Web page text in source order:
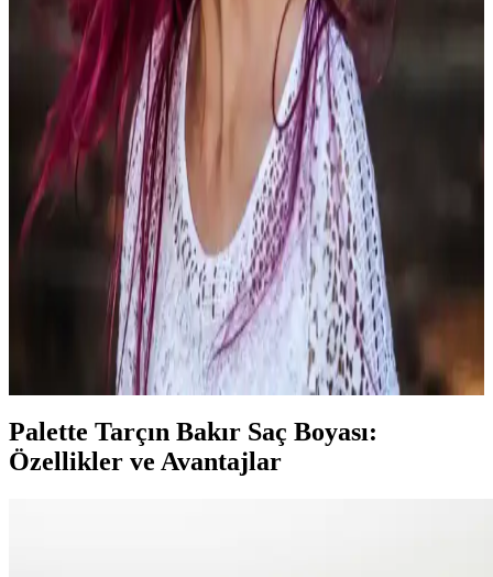
3 numara gri saç ifadesi kozmetik ve bakımda spesifik bilgi
sunmuyor. Gri saçın doğal yapısı, tonları ve bakımında nemlendirme
ile güçlendirme ön plandadır. Detaylar için sektör kaynakları önerilir.
Kalıcı Saç Boyası Kaç Ay Kalır? Saç Boyasının
Kalıcılık Süresi ve Etkileri
Kalıcı saç boyaları saçta ortalama 8 hafta kalıcıdır ve tamamen
çıkması yaklaşık 3 ay sürer. Palette 7-0 Kumral gibi ürünler kalıcılık
ve bakım sağlar. Raf ömrü ise yaklaşık 3 yıldır.
Vişne Çürüğü Saç Rengi: Derinlik ve Çekiciliğin
Modern Yansıması
Vişne çürüğü saç rengi, kırmızı ve mor tonlarının birleşimiyle derin
ve parlak bir görünüm sağlar. Profesyonel uygulama ve düzenli
bakım ile uzun süre canlı kalır, kişisel stile uyum sağlar.
Palette Tarçın Bakır Saç Boyası:
Özellikler ve Avantajlar